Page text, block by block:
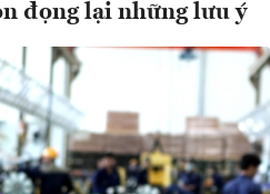
đọng lại những lưu ý